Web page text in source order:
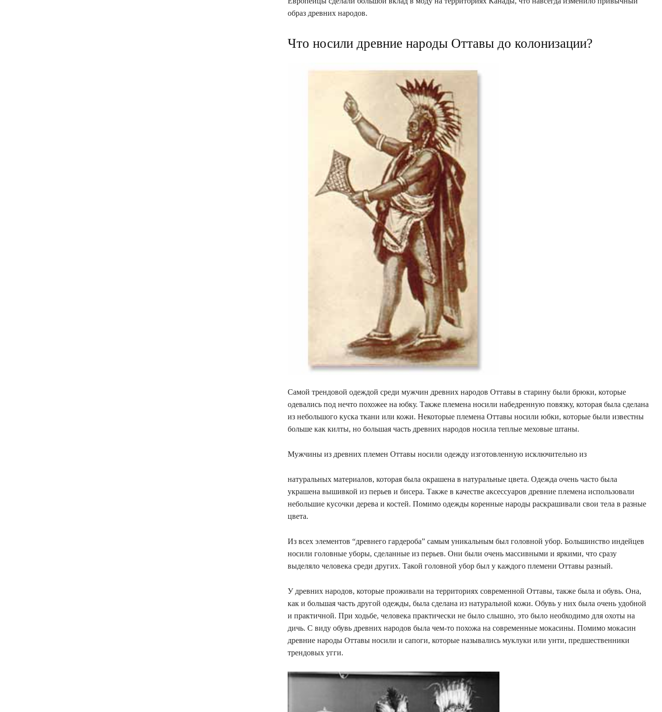
образ древних народов.
Что носили древние народы Оттавы до колонизации?
Самой трендовой одеждой среди мужчин древних народов Оттавы в старину были брюки, которые
одевались под нечто похожее на юбку. Также племена носили набедренную повязку, которая была сделана
из небольшого куска ткани или кожи. Некоторые племена Оттавы носили юбки, которые были известны
больше как килты, но большая часть древних народов носила теплые меховые штаны.
Мужчины из древних племен Оттавы носили одежду изготовленную исключительно из
натуральных материалов, которая была окрашена в натуральные цвета. Одежда очень часто была
украшена вышивкой из перьев и бисера. Также в качестве аксессуаров древние племена использовали
небольшие кусочки дерева и костей. Помимо одежды коренные народы раскрашивали свои тела в разные
цвета.
Из всех элементов “древнего гардероба” самым уникальным был головной убор. Большинство индейцев
носили головные уборы, сделанные из перьев. Они были очень массивными и яркими, что сразу
выделяло человека среди других. Такой головной убор был у каждого племени Оттавы разный.
У древних народов, которые проживали на территориях современной Оттавы, также была и обувь. Она,
как и большая часть другой одежды, была сделана из натуральной кожи. Обувь у них была очень удобной
и практичной. При ходьбе, человека практически не было слышно, это было необходимо для охоты на
дичь. С виду обувь древних народов была чем-то похожа на современные мокасины. Помимо мокасин
древние народы Оттавы носили и сапоги, которые назывались муклуки или унти, предшественники
трендовых угги.